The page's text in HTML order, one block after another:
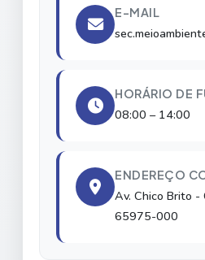
E-MAIL
HORÁRIO DE
08:00 – 14:00
ENDEREÇO
Av. Chico Brito -
65975-000